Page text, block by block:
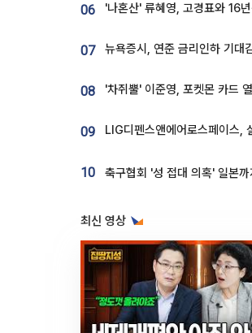
06
07
08
09
10
최신 영상